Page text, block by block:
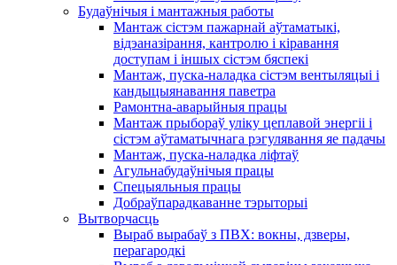
Будаўнічыя і мантажныя работы
Мантаж сістэм пажарнай аўтаматыкі,
відэаназірання, кантролю і кіравання
доступам і іншых сістэм бяспекі
Мантаж, пуска-наладка сістэм вентыляцыі і
кандыцыянавання паветра
Рамонтна-аварыйныя працы
Мантаж прыбораў уліку цеплавой энергіі і
сістэм аўтаматычнага рэгулявання яе падачы
Мантаж, пуска-наладка ліфтаў
Агульнабудаўнічыя працы
Спецыяльныя працы
Добраўпарадкаванне тэрыторыі
Вытворчасць
Выраб вырабаў з ПВХ: вокны, дзверы,
перагародкі